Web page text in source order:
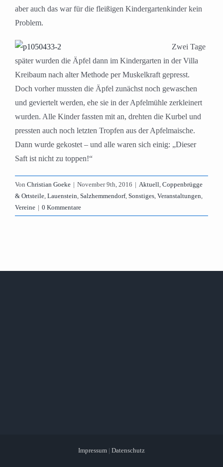
aber auch das war für die fleißigen Kindergartenkinder kein
Problem.
Zwei Tage
später wurden die Äpfel dann im Kindergarten in der Villa
Kreibaum nach alter Methode per Muskelkraft gepresst.
Doch vorher mussten die Äpfel zunächst noch gewaschen
und geviertelt werden, ehe sie in der Apfelmühle zerkleinert
wurden. Alle Kinder fassten mit an, drehten die Kurbel und
pressten auch noch letzten Tropfen aus der Apfelmaische.
Dann wurde gekostet – und alle waren sich einig: „Dieser
Saft ist nicht zu toppen!“
Von Christian Goeke | November 9th, 2016 | Aktuell, Coppenbrügge
& Ortsteile, Lauenstein, Salzhemmendorf, Sonstiges, Veranstaltungen,
Vereine | 0 Kommentare
Impressum | Datenschutz